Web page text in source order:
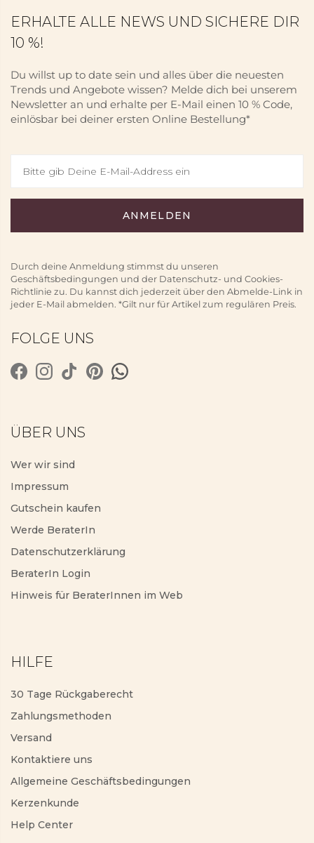
ERHALTE ALLE NEWS UND SICHERE DIR
10 %!
Du willst up to date sein und alles über die neuesten
Trends und Angebote wissen? Melde dich bei unserem
Newsletter an und erhalte per E-Mail einen 10 % Code,
einlösbar bei deiner ersten Online Bestellung*
Durch deine Anmeldung stimmst du unseren
Geschäftsbedingungen und der Datenschutz- und Cookies-
Richtlinie zu. Du kannst dich jederzeit über den Abmelde-Link in
jeder E-Mail abmelden. *Gilt nur für Artikel zum regulären Preis.
FOLGE UNS
ÜBER UNS
Wer wir sind
Impressum
Gutschein kaufen
Werde BeraterIn
Datenschutzerklärung
BeraterIn Login
Hinweis für BeraterInnen im Web
HILFE
30 Tage Rückgaberecht
Zahlungsmethoden
Versand
Kontaktiere uns
Allgemeine Geschäftsbedingungen
Kerzenkunde
Help Center